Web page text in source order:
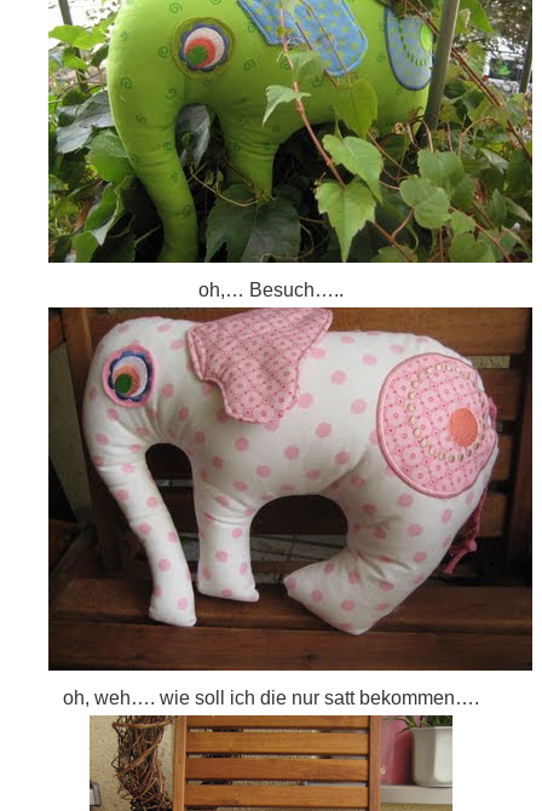
oh,… Besuch…..
oh, weh…. wie soll ich die nur satt bekommen….